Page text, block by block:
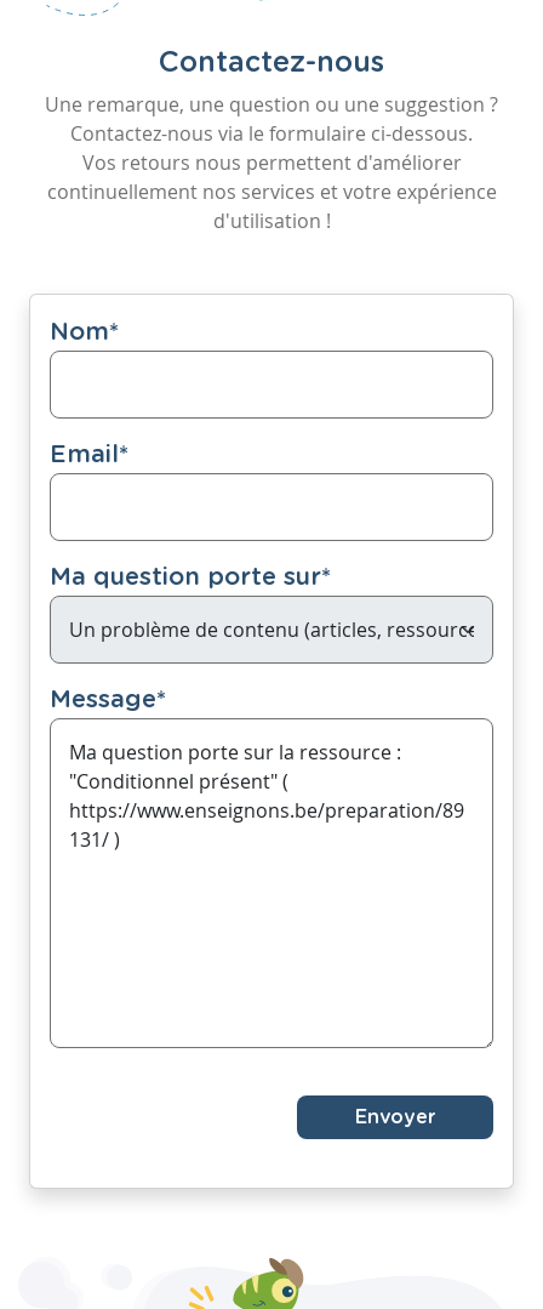
Contactez-nous
Une remarque, une question ou une suggestion ?
Contactez-nous via le formulaire ci-dessous.
Vos retours nous permettent d'améliorer
continuellement nos services et votre expérience
d'utilisation !
Nom*
Email*
Ma question porte sur*
Message*
Envoyer